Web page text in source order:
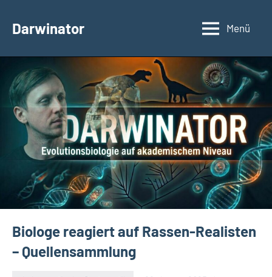
InhaltDarwinator
Evolutionsbiologie
Menü
Biologe reagiert auf Rassen-Realisten
– Quellensammlung